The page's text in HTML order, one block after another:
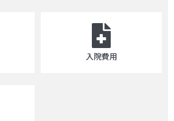
入院費用